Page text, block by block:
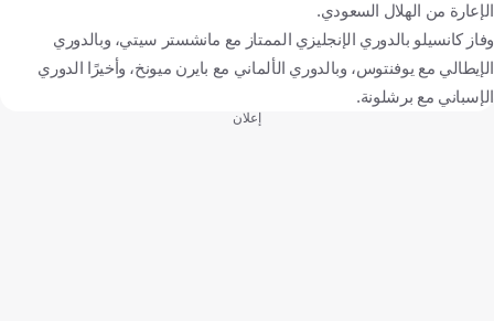
الإعارة من الهلال السعودي.
وفاز كانسيلو بالدوري الإنجليزي الممتاز مع مانشستر سيتي، وبالدوري
الإيطالي مع يوفنتوس، وبالدوري الألماني مع بايرن ميونخ، وأخيرًا الدوري
الإسباني مع برشلونة.
إعلان